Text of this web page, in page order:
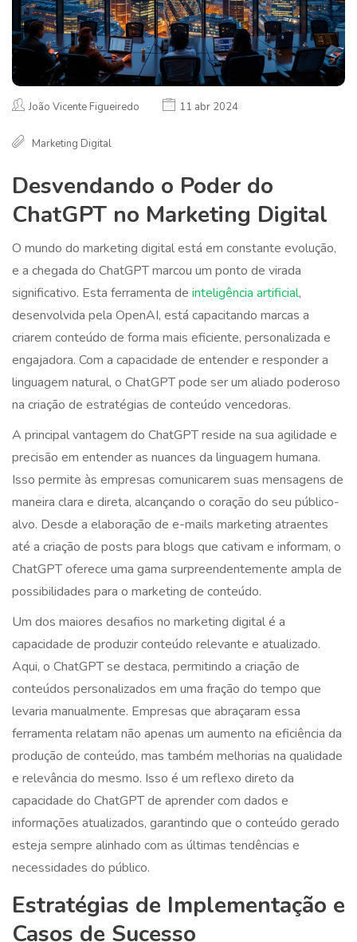
João Vicente Figueiredo 11 abr 2024
Marketing Digital
Desvendando o Poder do
ChatGPT no Marketing Digital
O mundo do marketing digital está em constante evolução,
e a chegada do ChatGPT marcou um ponto de virada
significativo. Esta ferramenta de inteligência artificial,
desenvolvida pela OpenAI, está capacitando marcas a
criarem conteúdo de forma mais eficiente, personalizada e
engajadora. Com a capacidade de entender e responder a
linguagem natural, o ChatGPT pode ser um aliado poderoso
na criação de estratégias de conteúdo vencedoras.
A principal vantagem do ChatGPT reside na sua agilidade e
precisão em entender as nuances da linguagem humana.
Isso permite às empresas comunicarem suas mensagens de
maneira clara e direta, alcançando o coração do seu público-
alvo. Desde a elaboração de e-mails marketing atraentes
até a criação de posts para blogs que cativam e informam, o
ChatGPT oferece uma gama surpreendentemente ampla de
possibilidades para o marketing de conteúdo.
Um dos maiores desafios no marketing digital é a
capacidade de produzir conteúdo relevante e atualizado.
Aqui, o ChatGPT se destaca, permitindo a criação de
conteúdos personalizados em uma fração do tempo que
levaria manualmente. Empresas que abraçaram essa
ferramenta relatam não apenas um aumento na eficiência da
produção de conteúdo, mas também melhorias na qualidade
e relevância do mesmo. Isso é um reflexo direto da
capacidade do ChatGPT de aprender com dados e
informações atualizados, garantindo que o conteúdo gerado
esteja sempre alinhado com as últimas tendências e
necessidades do público.
Estratégias de Implementação e
Casos de Sucesso